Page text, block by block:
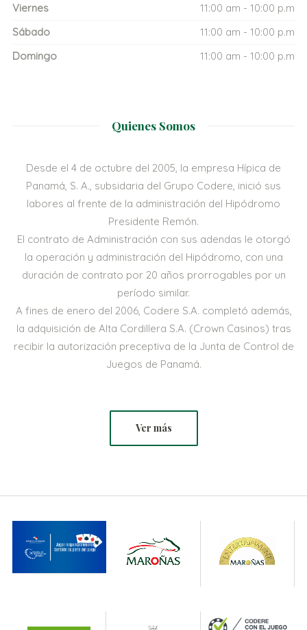
Viernes
11:00 am - 10:00 p.m
Sábado
11:00 am - 10:00 p.m
Domingo
11:00 am - 10:00 p.m
Quienes Somos
Desde el 4 de octubre del 2005, la empresa Hípica de
Panamá, S. A., subsidaria del Grupo Codere, inició sus
labores al frente de la administración del Hipódromo
Presidente Remón.
El contrato de Administración con sus adendas le otorgó
la operación y administración del Hipódromo, con una
duración de contrato por 20 años prorrogables por un
período similar.
A fines de enero del 2006, Codere S.A. completó además,
la adquisición de Alta Cordillera S.A. (Crown Casinos) tras
recibir la autorización preceptiva de la Junta de Control de
Juegos de Panamá.
Ver más